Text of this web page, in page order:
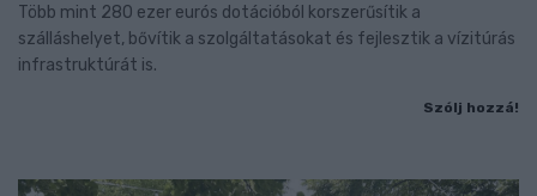
Több mint 280 ezer eurós dotációból korszerűsítik a
szálláshelyet, bővítik a szolgáltatásokat és fejlesztik a vízitúrás
infrastruktúrát is.
Szólj hozzá!